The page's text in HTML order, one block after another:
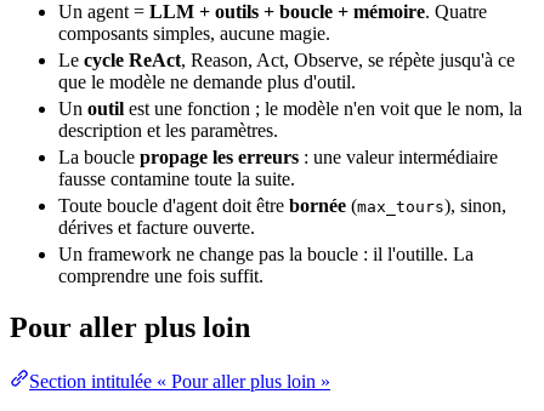
Un agent = LLM + outils + boucle + mémoire. Quatre
composants simples, aucune magie.
Le cycle ReAct, Reason, Act, Observe, se répète jusqu'à ce
que le modèle ne demande plus d'outil.
Un outil est une fonction ; le modèle n'en voit que le nom, la
description et les paramètres.
La boucle propage les erreurs : une valeurintermédiaire
fausse contamine toute la suite.
Toute boucle d'agent doit être bornée (max_tours), sinon,
dérives et facture ouverte.
Un framework ne change pas la boucle : il l'outille. La
comprendre une fois suffit.
Pour aller plus loin
Section intitulée « Pour aller plus loin »